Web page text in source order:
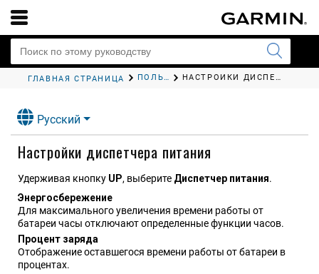
ГЛАВНАЯ СТРАНИЦА ПОЛЬЗОВАТЕЛЬСКАЯ НАСТРОЙКА ЧАСОВ НАСТРОЙКИ ДИСПЕТЧЕРА ПИТАНИЯ
Русский
Настройки диспетчера питания
Удерживая кнопку UP, выберите Диспетчер питания.
Энергосбереже​ние
Для максимального увеличения времени работы от
батареи часы отключают определенные функции часов.
Процент заряда
Отображение оставшегося времени работы от батареи в
процентах.